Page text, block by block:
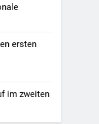
ersten
im zweiten